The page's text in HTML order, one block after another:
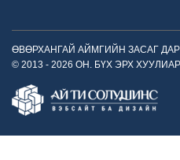
ӨВӨРХАНГАЙ АЙМГИЙН ЗАСАГ
© 2013 - 2026 ОН. БҮХ ЭРХ